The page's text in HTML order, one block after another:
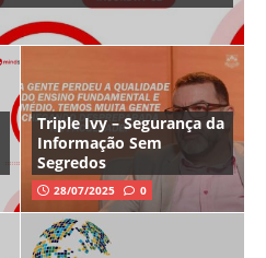
Triple Ivy – Segurança da
Informação Sem
Segredos
28/07/2025 0